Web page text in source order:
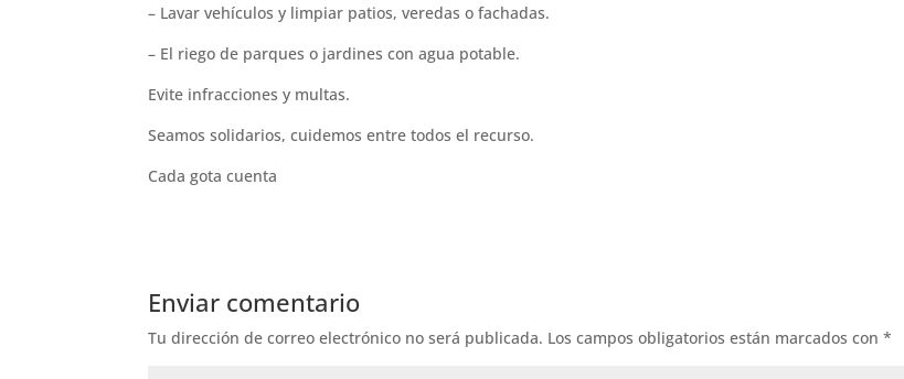
– Lavar vehículos y limpiar patios, veredas o fachadas.
– El riego de parques o jardines con agua potable.
Evite infracciones y multas.
Seamos solidarios, cuidemos entre todos el recurso.
Cada gota cuenta
Enviar comentario
Tu dirección de correo electrónico no será publicada. Los campos obligatorios están marcados con*